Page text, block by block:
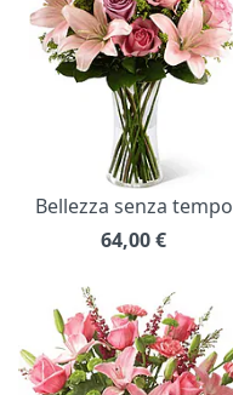
Bellezza senza tempo
64,00€